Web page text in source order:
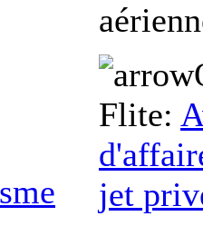
Flite:
jet